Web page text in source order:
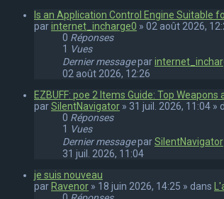
Is an Application Control Engine Suitable
parinternet_incharge0 » 02 août 2026,
0 Réponses
1 Vues
Dernier messagepar
02 août 2026, 12:26
EZBUFF: poe 2 Items Guide: Top
parSilentNavigator » 31 juil. 2026, 11:04 »
0 Réponses
1 Vues
Dernier messageparSilentNavigator
31 juil. 2026, 11:04
je suis nouveau
par Ravenor » 18 juin 2026, 14:25 » dans